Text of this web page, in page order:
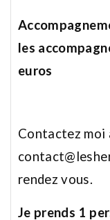
les
euros
Contactez moi
rendez vous.
Je prends 1